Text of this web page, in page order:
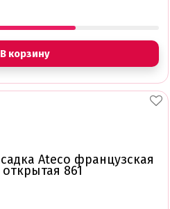
В корзину